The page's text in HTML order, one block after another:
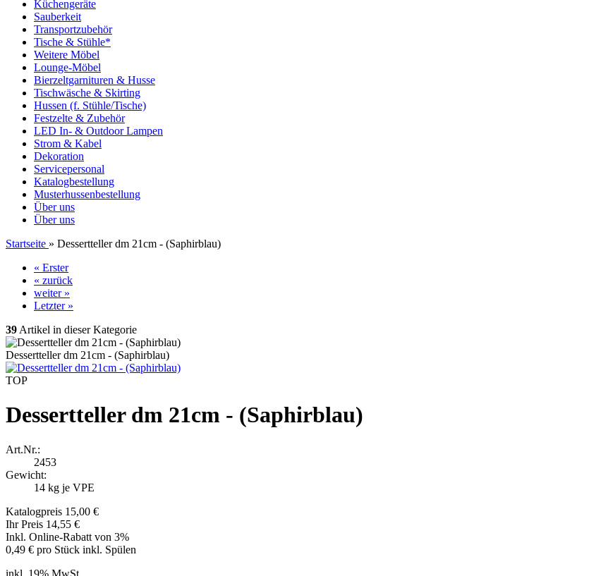
Küchengeräte
Sauberkeit
Transportzubehör
Tische & Stühle*
Weitere Möbel
Lounge-Möbel
Bierzeltgarnituren & Husse
Tischwäsche & Skirting
Hussen (f. Stühle/Tische)
Festzelte & Zubehör
LED In- & Outdoor Lampen
Strom & Kabel
Dekoration
Servicepersonal
Katalogbestellung
Musterhussenbestellung
Über uns
Über uns
Startseite » Dessertteller dm 21cm - (Saphirblau)
« Erster
« zurück
weiter »
Letzter »
39 Artikel in dieser Kategorie
Dessertteller dm 21cm - (Saphirblau)
TOP
Dessertteller dm 21cm - (Saphirblau)
Art.Nr.:
2453
Gewicht:
14 kg je VPE
Katalogpreis 15,00 €
Ihr Preis 14,55 €
Inkl. Online-Rabatt von 3%
0,49 € pro Stück inkl. Spülen
inkl. 19% MwSt.